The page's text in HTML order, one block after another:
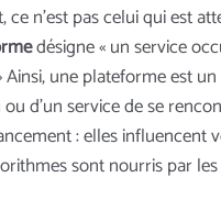
n’est pas celui qui est
désigne « un service
une plateforme est
d’un service de se
: elles influencent
sont nourris par